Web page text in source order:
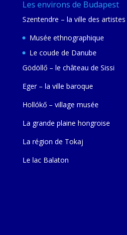
Les environs de Budapest
Szentendre – la ville des artistes
Musée ethnographique
Le coude de Danube
Gödöllő – le château de Sissi
Eger – la ville baroque
Hollókő – village musée
La grande plaine hongroise
La région de Tokaj
Le lac Balaton